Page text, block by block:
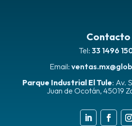
Contacto
Tel:33 1496
Email:
Parque Industrial El Tule: Av.
Juan de Ocotán, 45019